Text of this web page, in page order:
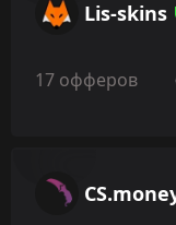
Lis-skins
17 офферов